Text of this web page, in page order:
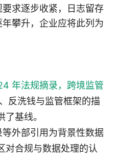
求逐步收紧，日志留存
攀升，企业应将此列为
年法规摘录，跨境监管
反洗钱与监管框架的描
基线。
外部引用为背景性数据
对合规与数据处理的认